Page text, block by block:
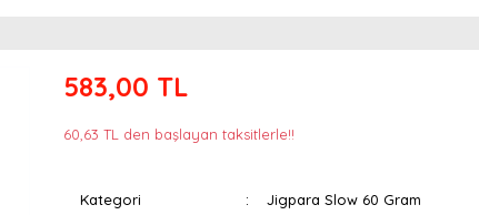
583,00 TL
60,63 TL den başlayan taksitlerle!!
Kategori Jigpara Slow 60 Gram